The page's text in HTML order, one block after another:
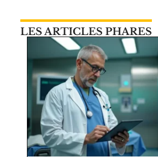
LES ARTICLES PHARES